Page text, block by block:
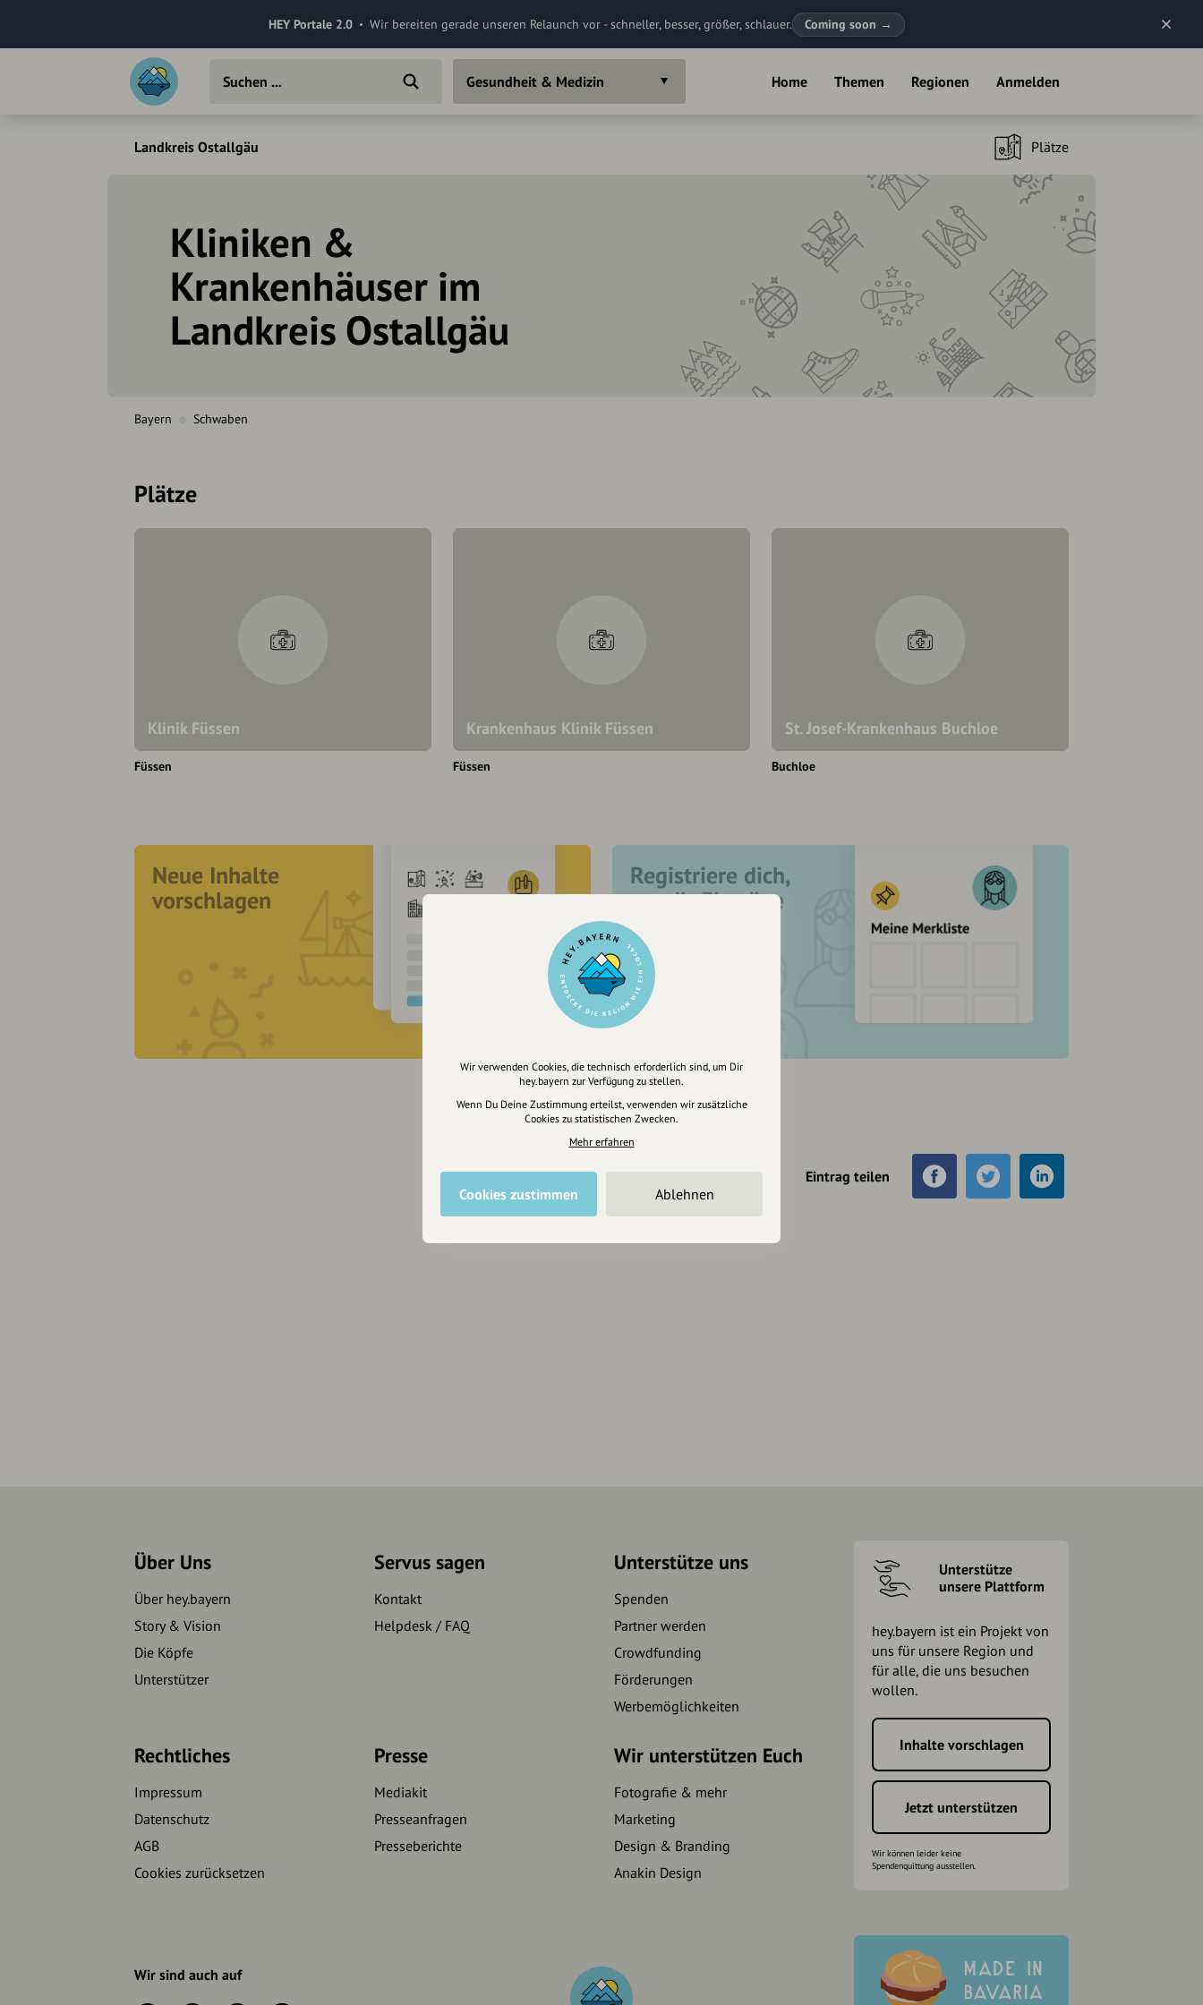
HEY Portale 2.0 Wir bereiten gerade unseren Relaunch vor - schneller, besser, größer, schlauer. Coming soon →
Home Themen Regionen Anmelden
Gesundheit & Medizin
Landkreis Ostallgäu Plätze
Kliniken &
Krankenhäuser im
Landkreis Ostallgäu
Bayern Schwaben
Plätze
Klinik Füssen
Füssen
Krankenhaus Klinik Füssen
Füssen
St. Josef-Krankenhaus Buchloe
Buchloe
Neue Inhalte
vorschlagen
Registriere dich,
um dir Einträge
zu merken
Eintrag teilen
Über Uns
Über hey.bayern
Story & Vision
Die Köpfe
Unterstützer
Servus sagen
Kontakt
Helpdesk / FAQ
Unterstütze uns
Spenden
Partner werden
Crowdfunding
Förderungen
Werbemöglichkeiten
Rechtliches
Impressum
Datenschutz
AGB
Cookies zurücksetzen
Presse
Mediakit
Presseanfragen
Presseberichte
Wir unterstützen Euch
Fotografie & mehr
Marketing
Design & Branding
Anakin Design
Unterstütze
unsere Plattform
hey.bayern ist ein Projekt von
uns für unsere Region und
für alle, die uns besuchen
wollen.
Inhalte vorschlagen
Jetzt unterstützen
Wir können leider keine
Spendenquittung ausstellen.
Wir sind auch auf
Wir verwenden Cookies, die technisch erforderlich sind, um Dir
hey.bayern zur Verfügung zu stellen.
Wenn Du Deine Zustimmung erteilst, verwenden wir zusätzliche
Cookies zu statistischen Zwecken.
Mehr erfahren
Cookies zustimmen Ablehnen